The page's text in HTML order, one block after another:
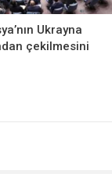
Ukrayna
çekilmesini